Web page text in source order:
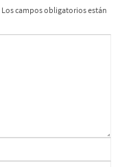
Los campos obligatorios están